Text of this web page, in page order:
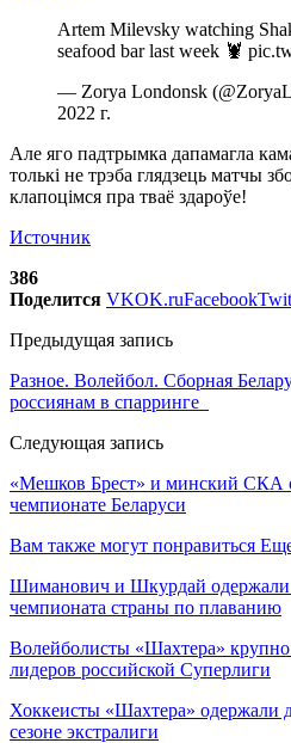
Artem Milevsky watching
seafood bar last week 🦞
— Zorya Londonsk
2022 г.
Але яго падтрымка дапамагла
толькі не трэба глядзець матчы
клапоцімся пра тваё здароўе!
Источник
386
Поделится VKOK.ruFacebook
Предыдущая запись
Разное. Волейбол. Сборная
россиянам в спарринге
Следующая запись
«Мешков Брест» и минский СКА
чемпионате Беларуси
Вам также могут понравиться
Шиманович и Шкурдай одержали
чемпионата страны по плаванию
Волейболисты «Шахтера»
лидеров российской Суперлиги
Хоккеисты «Шахтера» одержали
сезоне экстралиги